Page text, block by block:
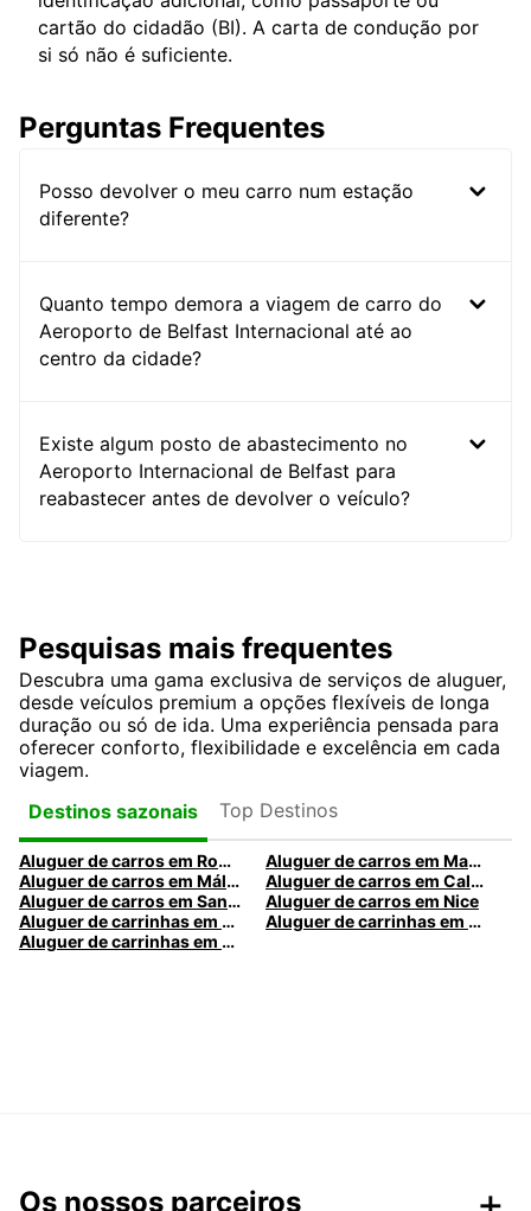
cartão do cidadão (BI). A carta de condução por
si só não é suficiente.
Perguntas Frequentes
Posso devolver o meu carro num estação
diferente?
Quanto tempo demora a viagem de carro do
Aeroporto de Belfast Internacional até ao
centro da cidade?
Existe algum posto de abastecimento no
Aeroporto Internacional de Belfast para
reabastecer antes de devolver o veículo?
Pesquisas mais frequentes
Descubra uma gama exclusiva de serviços de aluguer,
desde veículos premium a opções flexíveis de longa
duração ou só de ida. Uma experiência pensada para
oferecer conforto, flexibilidade e excelência em cada
viagem.
Destinos sazonais
Top Destinos
Aluguer de carros em Roma
Aluguer de carros em Madrid
Aluguer de carros em Málaga
Aluguer de carros em Caldas da Rainha
Aluguer de carros em Santa Maria da Feira
Aluguer de carros em Nice
Aluguer de carrinhas em Nice
Aluguer de carrinhas em Santa Maria da Feira
Aluguer de carrinhas em Caldas da Rainha
Os nossos parceiros